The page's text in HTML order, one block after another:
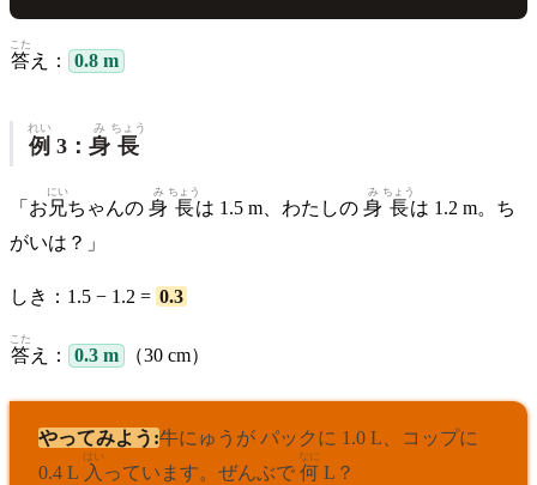
答
こた
え： 0.8 m
例
れい
3： 身
み
長
ちょう
「お 兄
にい
ちゃんの 身
み
長
ちょう
は 1.5 m、わたしの 身
み
長
ちょう
は 1.2 m。ち
がいは？」
しき：1.5 − 1.2 = 0.3
答
こた
え： 0.3 m （30 cm）
やってみよう:牛にゅうが パックに 1.0 L、コップに
0.4 L 入
はい
っています。ぜんぶで 何
なに
L？